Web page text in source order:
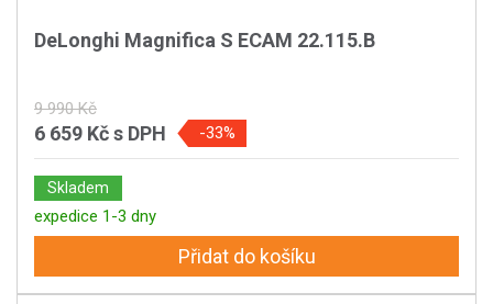
DeLonghi Magnifica S ECAM 22.115.B
9 990 Kč
6 659 Kčs DPH -33%
Skladem
expedice 1-3 dny
Přidat do košíku